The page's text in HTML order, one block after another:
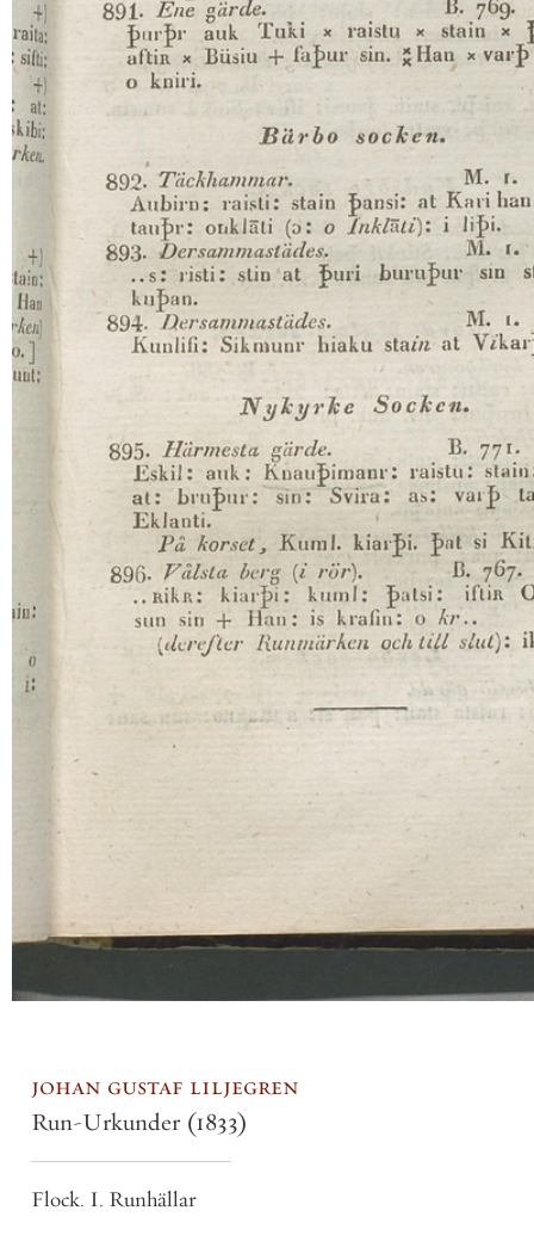
johan gustaf liljegren
Run-Urkunder (1833)
Flock. I. Runhällar